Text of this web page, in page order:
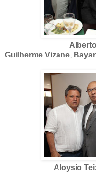
Alberto
Guilherme Vizane,
Aloysio